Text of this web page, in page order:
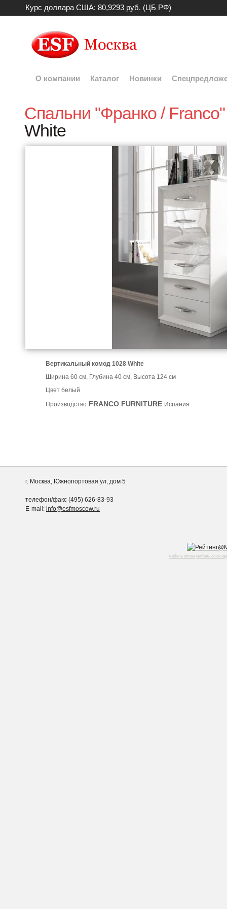
Курс доллара США: 80,9293 руб. (ЦБ РФ)
О компании Каталог Новинки
Спальни "Франко / Franco"
White
Вертикальный комод 1028 White
Ширина 60 см, Глубина 40 см, Высота 124 см
Цвет белый
Производство FRANCO FURNITURE Испания
г. Москва, Южнопортовая ул, дом 5
телефон/факс (495) 626-83-93
E-mail: info@esfmoscow.ru
мебель оптом мебель со